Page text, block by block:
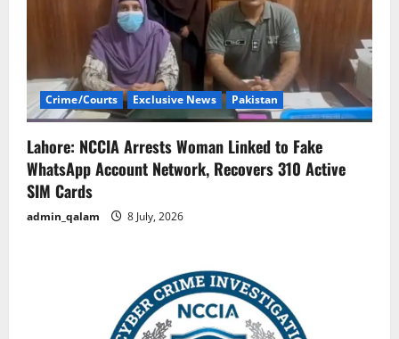
Crime/Courts Exclusive News Pakistan
Lahore: NCCIA Arrests Woman Linked to Fake
WhatsApp Account Network, Recovers 310 Active
SIM Cards
admin_qalam 8 July, 2026